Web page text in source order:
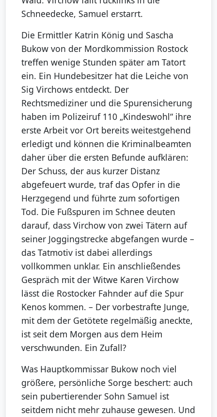
Schneedecke, Samuel erstarrt.
Die Ermittler Katrin König und Sascha
Bukow von der Mordkommission Rostock
treffen wenige Stunden später am Tatort
ein. Ein Hundebesitzer hat die Leiche von
Sig Virchows entdeckt. Der
Rechtsmediziner und die Spurensicherung
haben im Polizeiruf 110 „Kindeswohl“ ihre
erste Arbeit vor Ort bereits weitestgehend
erledigt und können die Kriminalbeamten
daher über die ersten Befunde aufklären:
Der Schuss, der aus kurzer Distanz
abgefeuert wurde, traf das Opfer in die
Herzgegend und führte zum sofortigen
Tod. Die Fußspuren im Schnee deuten
darauf, dass Virchow von zwei Tätern auf
seiner Joggingstrecke abgefangen wurde –
das Tatmotiv ist dabei allerdings
vollkommen unklar. Ein anschließendes
Gespräch mit der Witwe Karen Virchow
lässt die Rostocker Fahnder auf die Spur
Kenos kommen. – Der vorbestrafte Junge,
mit dem der Getötete regelmäßig aneckte,
ist seit dem Morgen aus dem Heim
verschwunden. Ein Zufall?
Was Hauptkommissar Bukow noch viel
größere, persönliche Sorge beschert: auch
sein pubertierender Sohn Samuel ist
seitdem nicht mehr zuhause gewesen. Und